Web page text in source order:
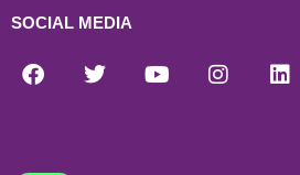
SOCIAL MEDIA